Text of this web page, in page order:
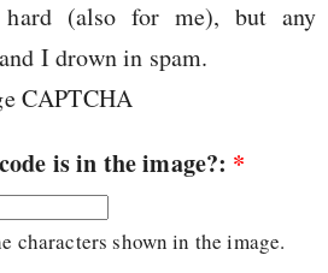
(also for me), but any
I drown in spam.
is in the image?: *
characters shown in the image.
Flattr draketo.de –
Emacs
command interface